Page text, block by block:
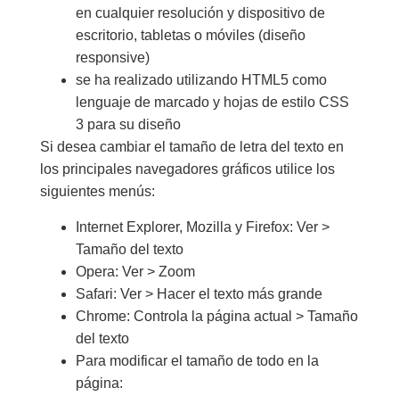
en cualquier resolución y dispositivo de
escritorio, tabletas o móviles (diseño
responsive)
se ha realizado utilizando HTML5 como
lenguaje de marcado y hojas de estilo CSS
3 para su diseño
Si desea cambiar el tamaño de letra del texto en
los principales navegadores gráficos utilice los
siguientes menús:
Internet Explorer, Mozilla y Firefox: Ver >
Tamaño del texto
Opera: Ver > Zoom
Safari: Ver > Hacer el texto más grande
Chrome: Controla la página actual > Tamaño
del texto
Para modificar el tamaño de todo en la
página: